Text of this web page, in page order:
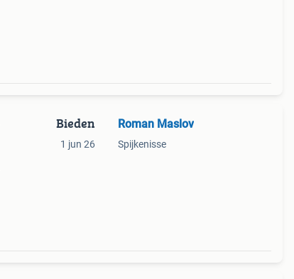
Bieden
1 jun 26
Roman Maslov
Spijkenisse